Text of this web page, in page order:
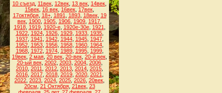
10 съезд 11век 12век 13 век 14век
15век 16 век 16век 17век
17октября, 18+, 1891 1893, 18век, 19
век 1900 1905 1906 1909 1917
1918, 1919, 1920-е, 1920е-30е, 1921
1922, 1924, 1926, 1929, 1933, 1935,
1937, 1941 1942, 1944, 1945, 1947,
1952, 1953, 1956, 1958, 1960, 1964,
1968, 1972, 1974, 1989, 1995, 1999,
19век 2 мая 20 век 20-век 20-й век
20-ый век, 2002, 2003, 2004, 2006,
2010 2011 2012 2013 2014 2015
2016, 2017, 2018, 2019, 2020, 2021
2022 2023 2024 2025 2026 20век
20см 21 Октября, 21век, 23